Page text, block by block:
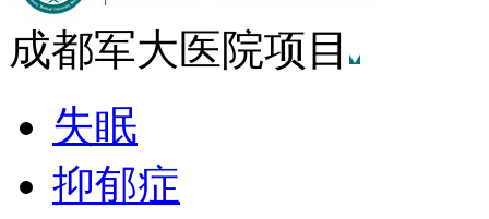
成都军大医院项目
失眠
抑郁症